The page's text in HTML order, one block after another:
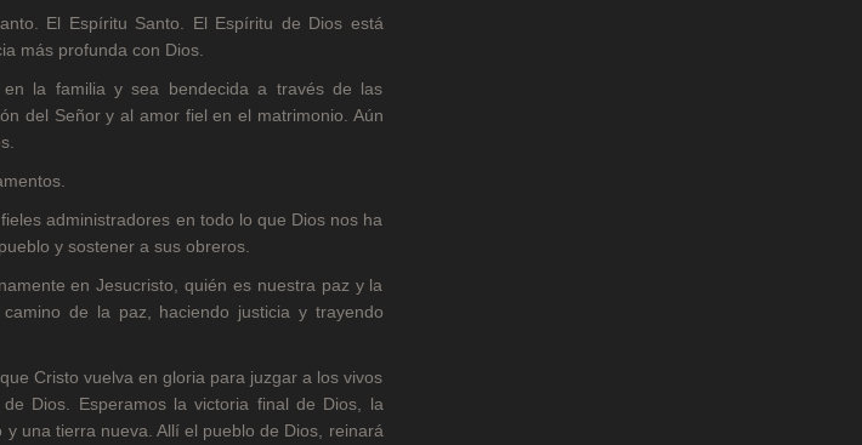
El Espíritu Santo. El Espíritu de Dios está
más profunda con Dios.
la familia y sea bendecida a través de las
del Señor y al amor fiel en el matrimonio. Aún
administradores en todo lo que Dios nos ha
y sostener a sus obreros.
en Jesucristo, quién es nuestra paz y la
de la paz, haciendo justicia y trayendo
Cristo vuelva en gloria para juzgar a los vivos
Dios. Esperamos la victoria final de Dios, la
una tierra nueva. Allí el pueblo de Dios, reinará